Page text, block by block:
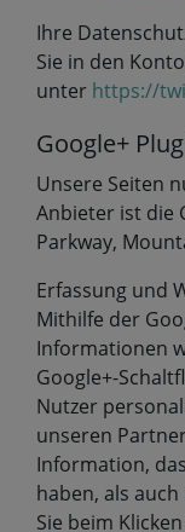
Ihre
Sie in den
unter https://
Google+
Unsere Seiten
Anbieter ist die
Parkway,
Erfassung und
Mithilfe der
Informationen
Google+-
Nutzer
unseren
Information,
haben, als
Sie beim